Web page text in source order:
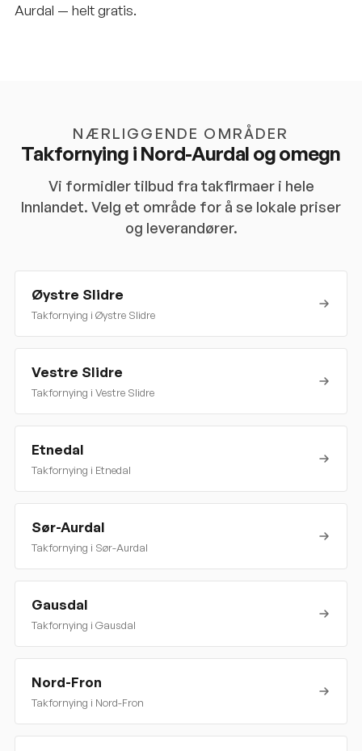
Aurdal — helt gratis.
NÆRLIGGENDE OMRÅDER
Takfornying i Nord-Aurdal og omegn
Vi formidler tilbud fra takfirmaer i hele
Innlandet. Velg et område for å se lokale priser
og leverandører.
Øystre Slidre
Takfornying i Øystre Slidre
Vestre Slidre
Takfornying i Vestre Slidre
Etnedal
Takfornying i Etnedal
Sør-Aurdal
Takfornying i Sør-Aurdal
Gausdal
Takfornying i Gausdal
Nord-Fron
Takfornying i Nord-Fron